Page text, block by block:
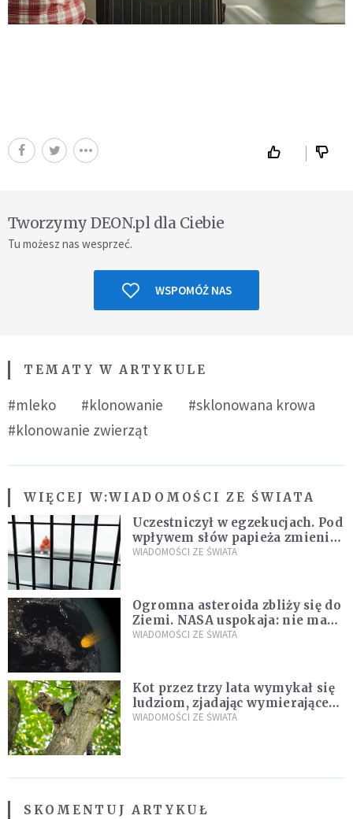
Tworzymy DEON.pl dla Ciebie
Tu możesz nas wesprzeć.
WSPOMÓŻ NAS
TEMATY W ARTYKULE
#mleko #klonowanie
#sklonowana krowa
#klonowanie zwierząt
WIĘCEJ W:WIADOMOŚCI ZE ŚWIATA
Uczestniczył w egzekucjach. Pod
wpływem słów papieża zmienił
zdanie
WIADOMOŚCI ZE ŚWIATA
Ogromna asteroida zbliży się do
Ziemi. NASA uspokaja: nie ma
zagrożenia
WIADOMOŚCI ZE ŚWIATA
Kot przez trzy lata wymykał się
ludziom, zjadając wymierające
kaczki. W końcu popełnił
WIADOMOŚCI ZE ŚWIATA
SKOMENTUJ ARTYKUŁ